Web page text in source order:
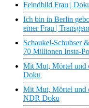
Feindbild Frau |
Ich bin in Berlin
einer Frau |
Schaukel-Schubser
70 Millionen Insta-
Mit Mut, Mörtel und
Doku
Mit Mut, Mörtel und
NDR Doku